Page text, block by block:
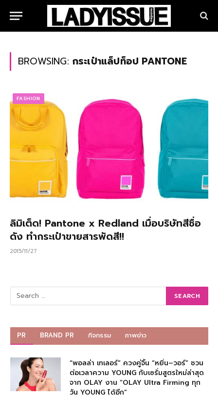
BROWSING: กระเป๋าแล็ปท็อป PANTONE
FASHION
ลิมิเต็ด! Pantone x Redland เมื่อบริษัทสีชื่อ
ดัง ทำกระเป๋าขายสารพัดสี!!
2015/11/27
PR BRAND PR กิจกรรม ภาพข่าว
“พอลล่า เทเลอร์” ควงคู่จิ้น “หยิ่น–วอร์” ชวน
ต่อเวลาความ YOUNG กับเซรั่มสูตรใหม่ล่าสุด
จาก OLAY งาน “OLAY Ultra Firming ทุก
วัน YOUNG ได้อีก”